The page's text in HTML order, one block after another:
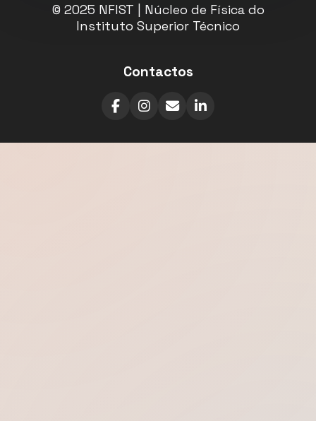
© 2025 NFIST | Núcleo de Física do
Instituto Superior Técnico
Contactos